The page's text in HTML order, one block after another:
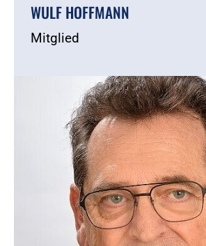
WULF HOFFMANN
Mitglied